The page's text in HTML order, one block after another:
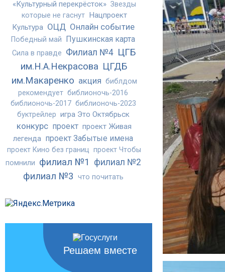
«Культурный перекрёсток» Звезды
которые не гаснут Нацпроект
Культура ОЦД Онлайн событие
Победный май Пушкинская карта
Сила в правде Филиал №4 ЦГБ
им.Н.А.Некрасова ЦГДБ
им.Макаренко акция библдом
рекомендует библионочь-2016
библионочь-2017 библионочь-2023
буктрейлер игра Это Октябрьск
конкурс проект проект Живая
легенда проект Забытые имена
проект Кино без границ проект Чтобы
помнили филиал №1 филиал №2
филиал №3 что почитать
Решаем вместе